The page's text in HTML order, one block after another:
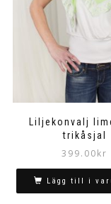
Liljekonvalj
trikåsjal
399.00kr
Lägg till i